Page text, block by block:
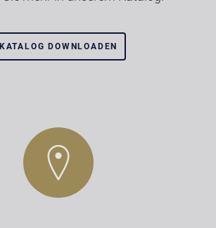
KATALOG DOWNLOADEN